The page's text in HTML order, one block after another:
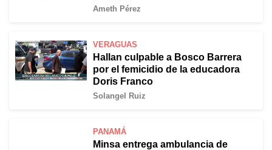
Ameth Pérez
VERAGUAS
Hallan culpable a Bosco Barrera
por el femicidio de la educadora
Doris Franco
Solangel Ruiz
PANAMÁ
Minsa entrega ambulancia de